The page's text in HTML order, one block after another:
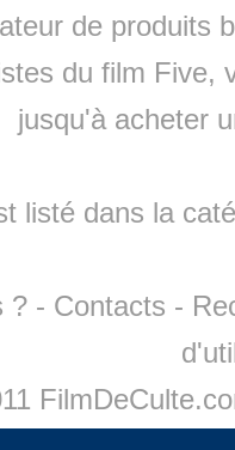
de produits
du film Five,
jusqu'à acheter
listé dans la
? - Contacts -